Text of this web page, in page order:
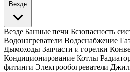
Везде
Везде Банные печи Безопасность
Водонагреватели Водоснабжение
Дымоходы Запчасти и горелки
Кондиционирование Котлы
фитинги Электрообогреватели